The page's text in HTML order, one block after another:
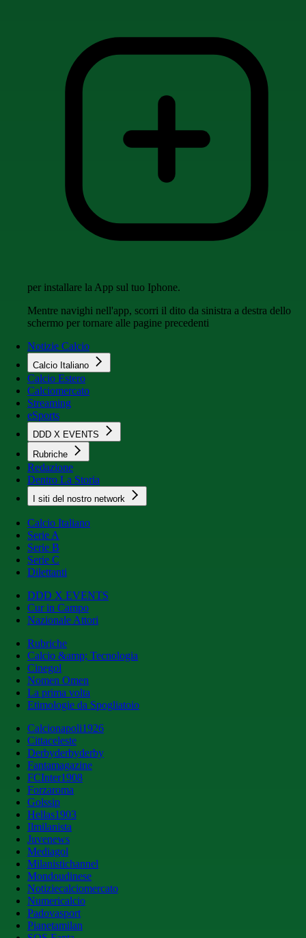
per installare la App sul tuo Iphone.
Mentre navighi nell'app, scorri il dito da sinistra a destra dello
schermo per tornare alle pagine precedenti
Notizie Calcio
Calcio Italiano
Calcio Estero
Calciomercato
Streaming
eSports
DDD X EVENTS
Rubriche
Redazione
Dentro La Storia
I siti del nostro network
Calcio Italiano
Serie A
Serie B
Serie C
Dilettanti
DDD X EVENTS
Cur in Campo
Nazionale Attori
Rubriche
Calcio &amp; Tecnologia
Cinegol
Nomen Omen
La prima volta
Etimologie da Spogliatoio
Calcionapoli1926
Cittaceleste
Derbyderbyderby
Fantamagazine
FCInter1908
Forzaroma
Golssip
Hellas1903
Ilmilanista
Juvenews
Mediagol
Milanistichannel
Mondoudinese
Notiziecalciomercato
Numericalcio
Padovasport
Pianetamilan